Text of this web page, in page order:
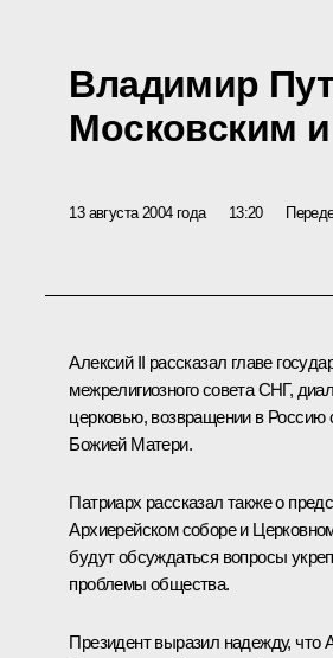
Владимир
Московским
13 августа 2004 года 13:20
Алексий II рассказал главе
межрелигиозного совета СНГ,
церковью, возвращении в Россию
Божией Матери.
Патриарх рассказал также о
Архиерейском соборе и
будут обсуждаться вопросы
проблемы общества.
Президент выразил надежду, что